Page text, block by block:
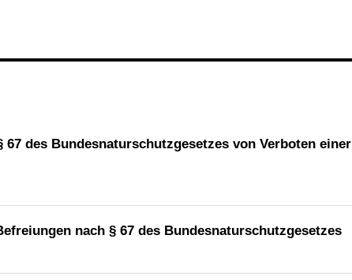
des Bundesnaturschutzgesetzes von Verboten einer
nach § 67 des Bundesnaturschutzgesetzes